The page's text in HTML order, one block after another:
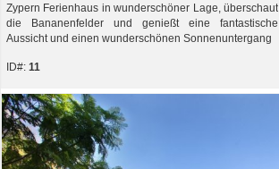
Zypern Ferienhaus in wunderschöner Lage, überschaut
die Bananenfelder und genießt eine fantastische
Aussicht und einen wunderschönen Sonnenuntergang
ID#: 11